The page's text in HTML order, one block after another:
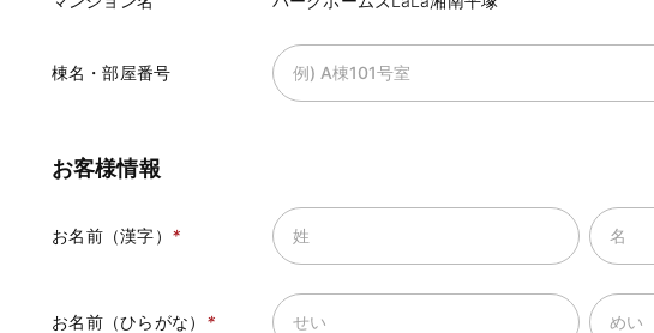
棟名・部屋番号
お客様情報
お名前（漢字） *
お名前（ひらがな） *